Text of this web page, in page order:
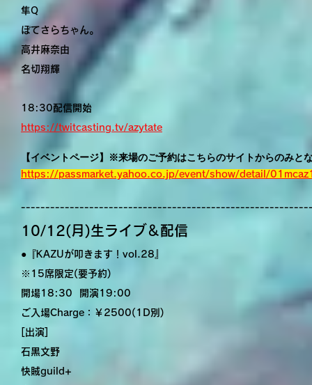
隼Q
ぽてさらちゃん。
高井麻奈由
名切翔輝
18:30配信開始
https://twitcasting.tv/azytate
【イベントページ】※来場のご予約はこちらのサイトからのみと
https://passmarket.yahoo.co.jp/event/show/detail/
10/12(月)生ライブ＆配信
●『KAZUが叩きます！vol.28』
※15席限定(要予約)
開場18:30 開演19:00
ご入場Charge：￥2500(1D別)
[出演]
石黒文野
快賊guild+